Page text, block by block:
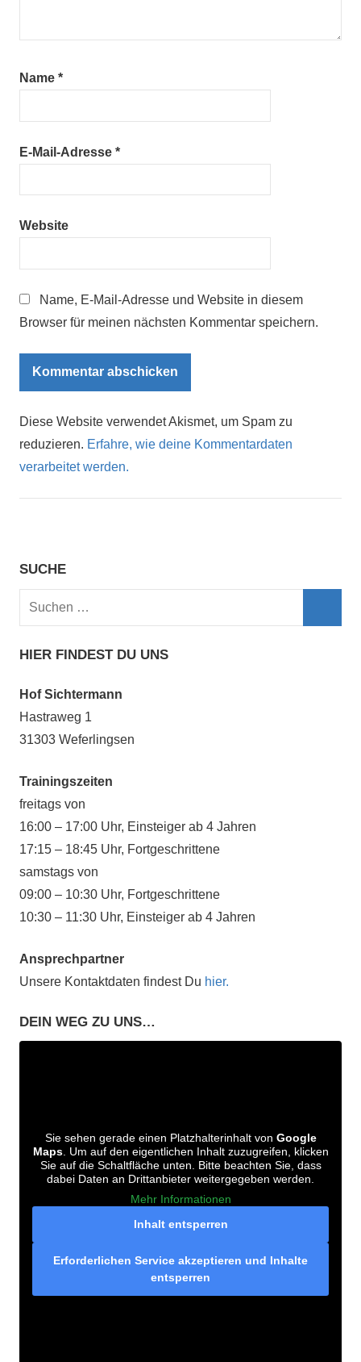
Name *
E-Mail-Adresse *
Website
Name, E-Mail-Adresse und Website in diesem
Browser für meinen nächsten Kommentar speichern.
Diese Website verwendet Akismet, um Spam zu
reduzieren. Erfahre, wie deine Kommentardaten
verarbeitet werden.
SUCHE
Suchen
HIER FINDEST DU UNS
Hof Sichtermann
Hastraweg 1
31303 Weferlingsen
Trainingszeiten
freitags von
16:00 – 17:00 Uhr, Einsteiger ab 4 Jahren
17:15 – 18:45 Uhr, Fortgeschrittene
samstags von
09:00 – 10:30 Uhr, Fortgeschrittene
10:30 – 11:30 Uhr, Einsteiger ab 4 Jahren
Ansprechpartner
Unsere Kontaktdaten findest Du hier.
DEIN WEG ZU UNS…
Sie sehen gerade einen Platzhalterinhalt von Google
Maps. Um auf den eigentlichen Inhalt zuzugreifen, klicken
Sie auf die Schaltfläche unten. Bitte beachten Sie, dass
dabei Daten an Drittanbieter weitergegeben werden.
Mehr Informationen
Inhalt entsperren
Erforderlichen Service akzeptieren und Inhalte
entsperren